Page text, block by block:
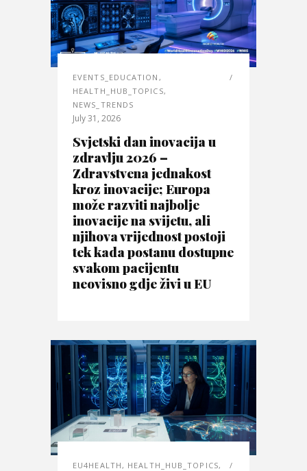
EVENTS_EDUCATION ,
HEALTH_HUB_TOPICS,
NEWS_TRENDS
July 31, 2026
Svjetski dan inovacija u
zdravlju 2026 –
Zdravstvena jednakost
kroz inovacije; Europa
može razviti najbolje
inovacije na svijetu, ali
njihova vrijednost postoji
tek kada postanu dostupne
svakom pacijentu
neovisno gdje živi u EU
EU4HEALTH , HEALTH_HUB_TOPICS,